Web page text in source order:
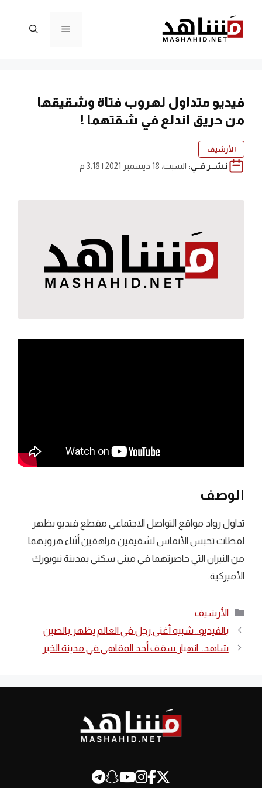
المحتوى
القائمة
فيديو متداول لهروب فتاة وشقيقها
من حريق اندلع في شقتهما !
الأرشيف
نـشــر فــي: السبت، 18 ديسمبر 2021 | 3:18 م
الوصف
تداول رواد مواقع التواصل الاجتماعي مقطع فيديو يظهر
لقطات تحبس الأنفاس لشقيقين مراهقين أثناء هروبهما
من النيران التي حاصرتهما في مبنى سكني بمدينة نيويورك
الأميركية.
التصنيفات
الأرشيف
بالفيديو.. شبيه أغنى رجل في العالم يظهر بالصين
شاهد.. انهيار سقف أحد المقاهي في مدينة الخبر